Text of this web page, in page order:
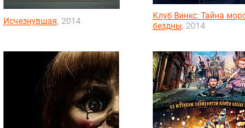
Исчезнувшая, 2014
Клуб Винкс: Тайна
бездны, 2014